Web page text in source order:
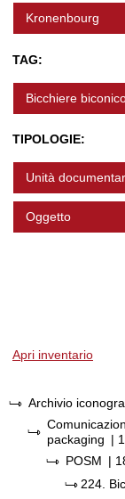
Kronenbourg
TAG:
Bicchiere
TIPOLOGIE:
Unità
Oggetto
Apri inventario
Archivio
packaging |
POSM |
224.